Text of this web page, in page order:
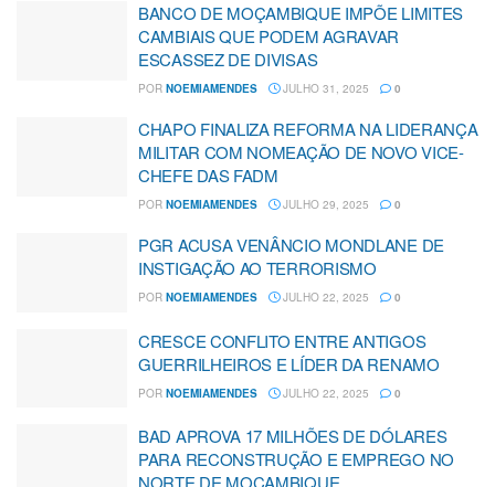
BANCO DE MOÇAMBIQUE IMPÕE LIMITES
CAMBIAIS QUE PODEM AGRAVAR
ESCASSEZ DE DIVISAS
POR NOEMIAMENDES JULHO 31, 2025 0
CHAPO FINALIZA REFORMA NA LIDERANÇA
MILITAR COM NOMEAÇÃO DE NOVO VICE-
CHEFE DAS FADM
POR NOEMIAMENDES JULHO 29, 2025 0
PGR ACUSA VENÂNCIO MONDLANE DE
INSTIGAÇÃO AO TERRORISMO
POR NOEMIAMENDES JULHO 22, 2025 0
CRESCE CONFLITO ENTRE ANTIGOS
GUERRILHEIROS E LÍDER DA RENAMO
POR NOEMIAMENDES JULHO 22, 2025 0
BAD APROVA 17 MILHÕES DE DÓLARES
PARA RECONSTRUÇÃO E EMPREGO NO
NORTE DE MOÇAMBIQUE